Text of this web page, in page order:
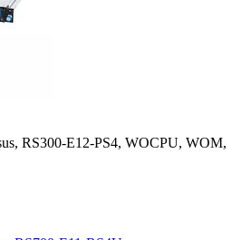
RS300-E12-PS4, WOCPU, WOM,